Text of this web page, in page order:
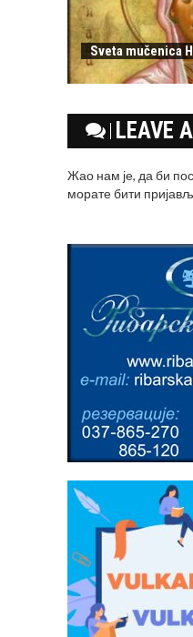
Sveta mučenica
LEAVE
Жао нам је, да би
моратебити